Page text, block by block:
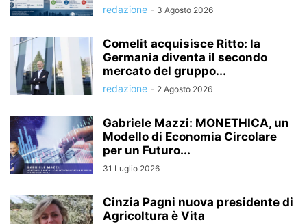
redazione - 3 Agosto 2026
Comelit acquisisce Ritto: la
Germania diventa il secondo
mercato del gruppo...
redazione - 2 Agosto 2026
Gabriele Mazzi: MONETHICA, un
Modello di Economia Circolare
per un Futuro...
31 Luglio 2026
Cinzia Pagni nuova presidente di
Agricoltura è Vita